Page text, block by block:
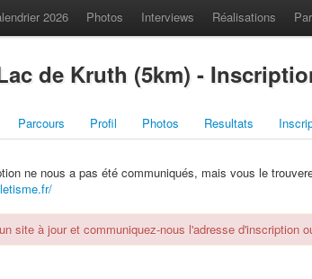
2026 Photos Interviews Réalisations
de Kruth (5km) -
Parcours Profil Photos Resultats
ne nous a pas été communiqués, mais vous le
site à jour et communiquez-nous l'adresse d'inscription